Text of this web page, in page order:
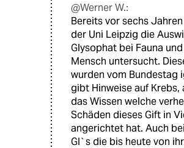
@Werner W.:
Bereits vor sechs
der Uni Leipzig die
Glysophat bei Fauna
Mensch untersucht.
wurden vom Bundestag
gibt Hinweise auf Krebs,
das Wissen welche
Schäden dieses Gift in
angerichtet hat. Auch
GI`s die bis heute von